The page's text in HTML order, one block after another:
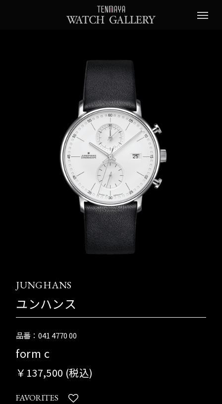
JUNGHANS
ユンハンス
品番：041 4770 00
form c
￥137,500 (税込)
FAVORITES